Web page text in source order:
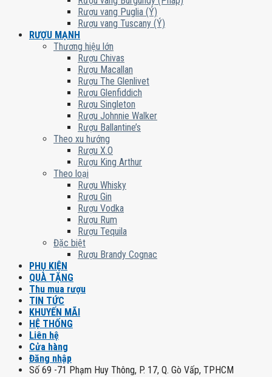
Rượu vang Puglia (Ý)
Rượu vang Tuscany (Ý)
RƯỢU MẠNH
Thương hiệu lớn
Rượu Chivas
Rượu Macallan
Rượu The Glenlivet
Rượu Glenfiddich
Rượu Singleton
Rượu Johnnie Walker
Rượu Ballantine’s
Theo xu hướng
Rượu X.O
Rượu King Arthur
Theo loại
Rượu Whisky
Rượu Gin
Rượu Vodka
Rượu Rum
Rượu Tequila
Đặc biệt
Rượu Brandy Cognac
PHỤ KIỆN
QUÀ TẶNG
Thu mua rượu
TIN TỨC
KHUYẾN MÃI
HỆ THỐNG
Liên hệ
Cửa hàng
Đăng nhập
Số 69 -71 Phạm Huy Thông, P. 17, Q. Gò Vấp, TPHCM